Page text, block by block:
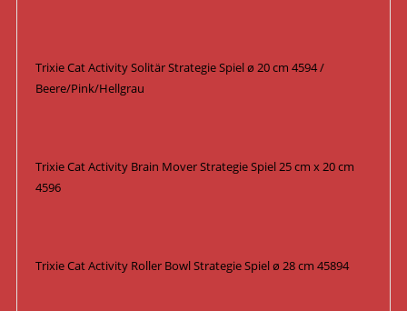
Trixie Cat Activity Solitär Strategie Spiel ø 20 cm 4594 /
Beere/Pink/Hellgrau
Trixie Cat Activity Brain Mover Strategie Spiel 25 cm x 20 cm
4596
Trixie Cat Activity Roller Bowl Strategie Spiel ø 28 cm 45894